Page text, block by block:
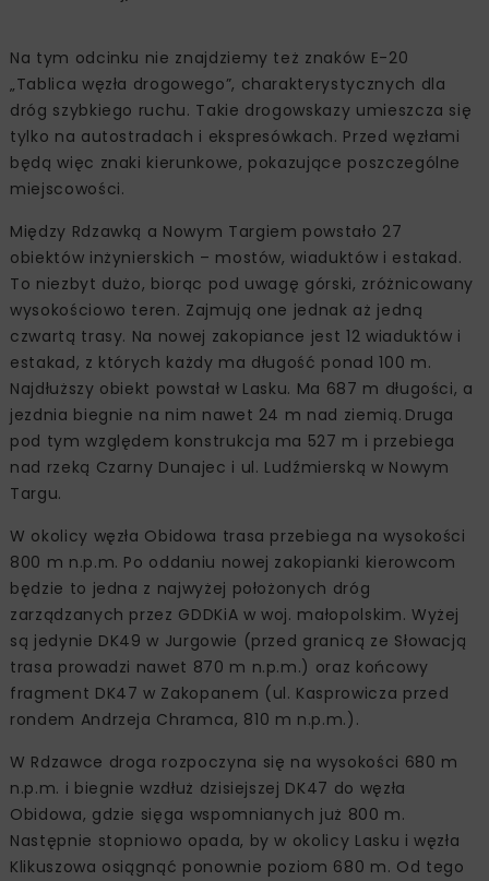
Na tym odcinku nie znajdziemy też znaków E-20
„Tablica węzła drogowego”, charakterystycznych dla
dróg szybkiego ruchu. Takie drogowskazy umieszcza się
tylko na autostradach i ekspresówkach. Przed węzłami
będą więc znaki kierunkowe, pokazujące poszczególne
miejscowości.
Między Rdzawką a Nowym Targiem powstało 27
obiektów inżynierskich – mostów, wiaduktów i estakad.
To niezbyt dużo, biorąc pod uwagę górski, zróżnicowany
wysokościowo teren. Zajmują one jednak aż jedną
czwartą trasy. Na nowej zakopiance jest 12 wiaduktów i
estakad, z których każdy ma długość ponad 100 m.
Najdłuższy obiekt powstał w Lasku. Ma 687 m długości, a
jezdnia biegnie na nim nawet 24 m nad ziemią. Druga
pod tym względem konstrukcja ma 527 m i przebiega
nad rzeką Czarny Dunajec i ul. Ludźmierską w Nowym
Targu.
W okolicy węzła Obidowa trasa przebiega na wysokości
800 m n.p.m. Po oddaniu nowej zakopianki kierowcom
będzie to jedna z najwyżej położonych dróg
zarządzanych przez GDDKiA w woj. małopolskim. Wyżej
są jedynie DK49 w Jurgowie (przed granicą ze Słowacją
trasa prowadzi nawet 870 m n.p.m.) oraz końcowy
fragment DK47 w Zakopanem (ul. Kasprowicza przed
rondem Andrzeja Chramca, 810 m n.p.m.).
W Rdzawce droga rozpoczyna się na wysokości 680 m
n.p.m. i biegnie wzdłuż dzisiejszej DK47 do węzła
Obidowa, gdzie sięga wspomnianych już 800 m.
Następnie stopniowo opada, by w okolicy Lasku i węzła
Klikuszowa osiągnąć ponownie poziom 680 m. Od tego